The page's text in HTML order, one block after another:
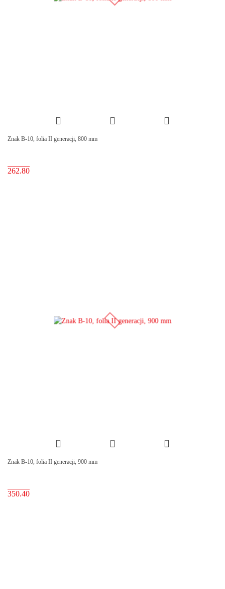
Znak B-10, folia II generacji, 800 mm
262.80
Znak B-10, folia II generacji, 900 mm
350.40